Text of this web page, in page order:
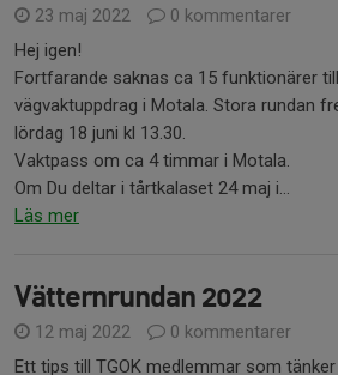
23 maj 2022
0 kommentarer
Hej igen!
Fortfarande saknas ca 15 funktionärer
vägvaktuppdrag i Motala. Stora rundan
lördag 18 juni kl 13.30.
Vaktpass om ca 4 timmar i Motala.
Om Du deltar i tårtkalaset 24 maj i...
Läs mer
Vätternrundan 2022
12 maj 2022
0 kommentarer
Ett tips till TGOK medlemmar som